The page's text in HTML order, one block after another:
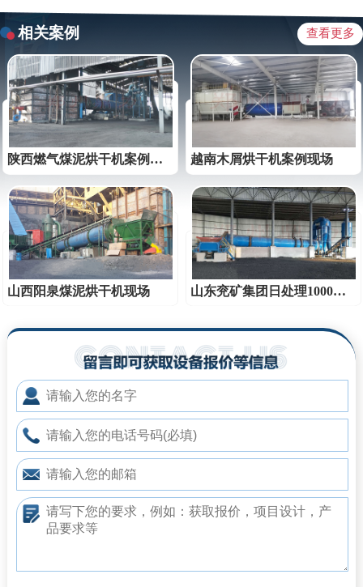
相关案例 查看更多
陕西燃气煤泥烘干机案例视频 越南木屑烘干机案例现场
山西阳泉煤泥烘干机现场 山东兖矿集团日处理1000吨煤泥烘干系统